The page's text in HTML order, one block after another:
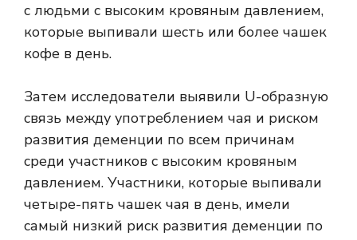
с людьми с высоким кровяным давлением,
которые выпивали шесть или более чашек
кофе в день.
Затем исследователи выявили U-образную
связь между употреблением чая и риском
развития деменции по всем причинам
среди участников с высоким кровяным
давлением. Участники, которые выпивали
четыре-пять чашек чая в день, имели
самый низкий риск развития деменции по